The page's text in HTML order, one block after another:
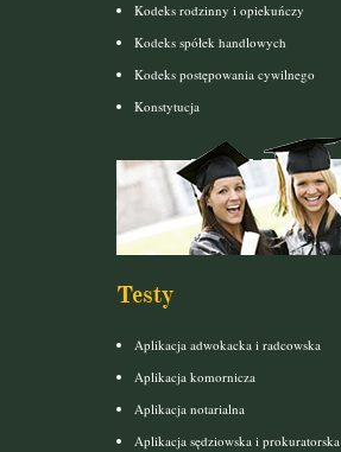
Kodeks rodzinny i opiekuńczy
Kodeks spółek handlowych
Kodeks postępowania cywilnego
Konstytucja
Testy
Aplikacja adwokacka i radcowska
Aplikacja komornicza
Aplikacja notarialna
Aplikacja sędziowska i prokuratorska